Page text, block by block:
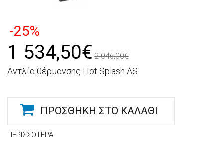
-25%
1 534,50€ 2 046,00€
Αντλία θέρμανσης Hot Splash AS
ΠΡΟΣΘΉΚΗ ΣΤΟ ΚΑΛΆΘΙ
ΠΕΡΙΣΣΌΤΕΡΑ